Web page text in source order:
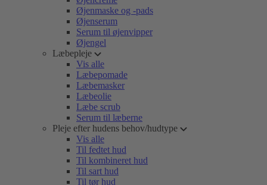
Øjenmaske og -pads
Øjenserum
Serum til øjenvipper
Øjengel
Læbepleje
Vis alle
Læbepomade
Læbemasker
Læbeolie
Læbe scrub
Serum til læberne
Pleje efter hudens behov/hudtype
Vis alle
Til fedtet hud
Til kombineret hud
Til sart hud
Til tør hud